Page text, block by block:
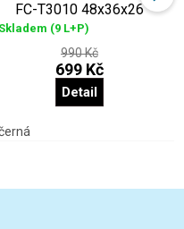
FC-T3010 48x36x26
Skladem (9 L+P)
990 Kč
699 Kč
Detail